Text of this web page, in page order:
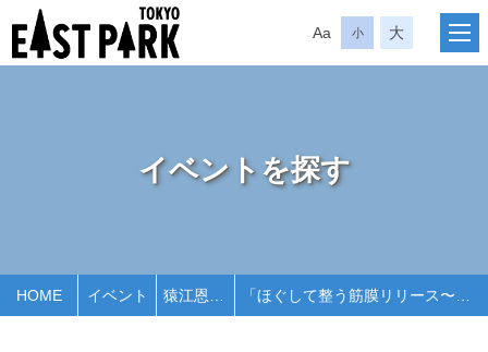
Aa 小 大
イベントを探す
HOME イベント